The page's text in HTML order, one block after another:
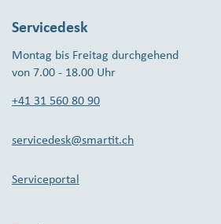
Servicedesk
Montag bis Freitag durchgehend
von 7.00 - 18.00 Uhr
+41 31 560 80 90
servicedesk@smartit.ch
Serviceportal